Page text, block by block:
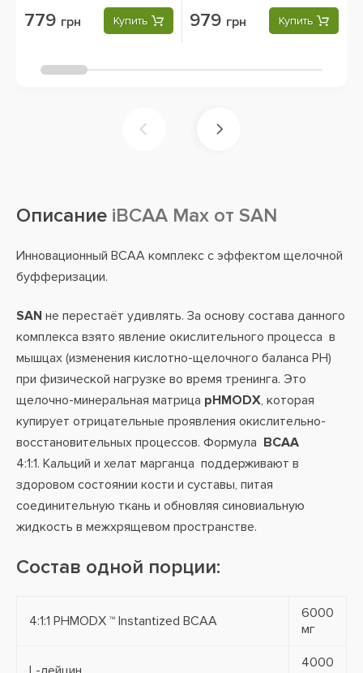
779 грн Купить 979 грн Купить
Описание iBCAA Max от SAN
Инновационный BCAA комплекс с эффектом щелочной
буфферизации.
SAN не перестаёт удивлять. За основу состава данного
комплекса взято явление окислительного процесса в
мышцах (изменения кислотно-щелочного баланса PH)
при физической нагрузке во время тренинга. Это
щелочно-минеральная матрица pHMODX, которая
купирует отрицательные проявления окислительно-
восстановительных процессов. Формула BCAA
4:1:1. Кальций и хелат марганца поддерживают в
здоровом состоянии кости и суставы, питая
соединительную ткань и обновляя синовиальную
жидкость в межхрящевом пространстве.
Состав одной порции:
4:1:1 PHMODX ™ Instantized BCAA
6000
мг
4000